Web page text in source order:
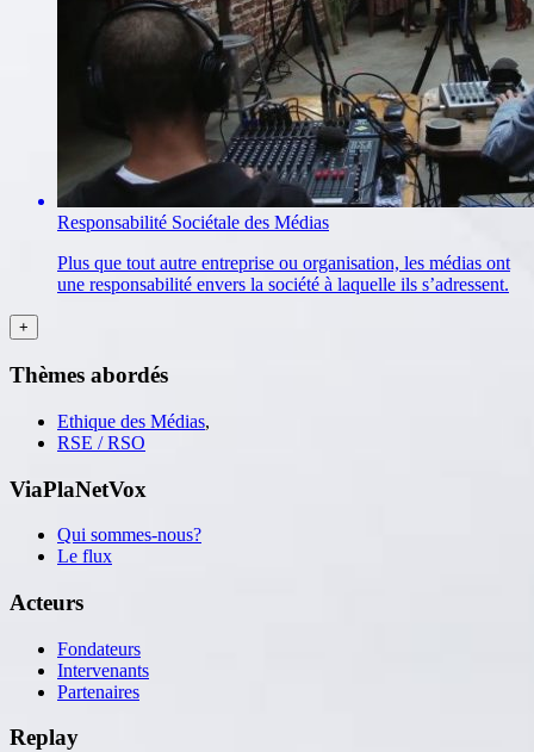
Responsabilité Sociétale des Médias
Plus que tout autre entreprise ou organisation, les médias ont
une responsabilité envers la société à laquelle ils s’adressent.
Thèmes abordés
Ethique des Médias,
RSE / RSO
ViaPlaNetVox
Qui sommes-nous?
Le flux
Acteurs
Fondateurs
Intervenants
Partenaires
Replay